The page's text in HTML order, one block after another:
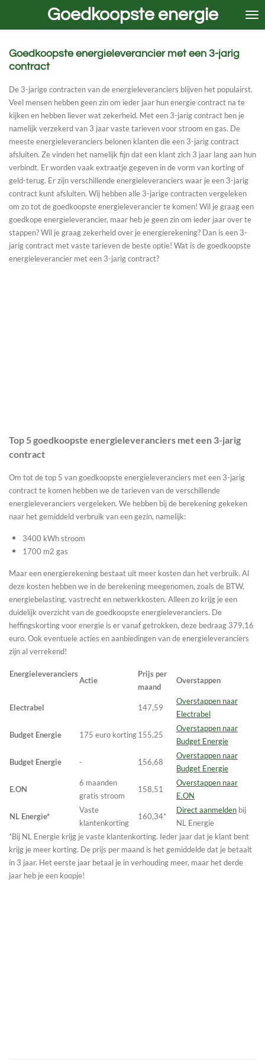
de
hoofdinhoud
Goedkoopste energie
Goedkoopste energieleverancier met een 3-jarig
contract
De 3-jarige contracten van de energieleveranciers blijven het populairst.
Veel mensen hebben geen zin om ieder jaar hun energie contract na te
kijken en hebben liever wat zekerheid. Met een 3-jarig contract ben je
namelijk verzekerd van 3 jaar vaste tarieven voor stroom en gas. De
meeste energieleveranciers belonen klanten die een 3-jarig contract
afsluiten. Ze vinden het namelijk fijn dat een klant zich 3 jaar lang aan hun
verbindt. Er worden vaak extraatje gegeven in de vorm van korting of
geld-terug. Er zijn verschillende energieleveranciers waar je een 3-jarig
contract kunt afsluiten. Wij hebben alle 3-jarige contracten vergeleken
om zo tot de goedkoopste energieleverancier te komen! Wil je graag een
goedkope energieleverancier, maar heb je geen zin om ieder jaar over te
stappen? Wil je graag zekerheid over je energierekening? Dan is een 3-
jarig contract met vaste tarieven de beste optie! Wat is de goedkoopste
energieleverancier met een 3-jarig contract?
Top 5 goedkoopste energieleveranciers met een 3-jarig
contract
Om tot de top 5 van goedkoopste energieleveranciers met een 3-jarig
contract te komen hebben we de tarieven van de verschillende
energieleveranciers vergeleken. We hebben bij de berekening gekeken
naar het gemiddeld verbruik van een gezin, namelijk:
3400 kWh stroom
1700 m2 gas
Maar een energierekening bestaat uit meer kosten dan het verbruik. Al
deze kosten hebben we in de berekening meegenomen, zoals de BTW,
energiebelasting, vastrecht en netwerkkosten. Alleen zo krijg je een
duidelijk overzicht van de goedkoopste energieleveranciers. De
heffingskorting voor energie is er vanaf getrokken, deze bedraag 379,16
euro. Ook eventuele acties en aanbiedingen van de energieleveranciers
zijn al verrekend!
Energieleveranciers
Actie
Prijs per
maand
Overstappen
Electrabel 147,59
Overstappen naar
Electrabel
Budget Energie 175 euro korting155,25
Overstappen naar
Budget Energie
Budget Energie - 156,68
Overstappen naar
Budget Energie
E.ON
6 maanden
gratis stroom
158,51
Overstappen naar
E.ON
NL Energie*
Vaste
klantenkorting
160,34*
Direct aanmelden bij
NL Energie
*Bij NL Energie krijg je vaste klantenkorting. Ieder jaar dat je klant bent
krijg je meer korting. De prijs per maand is het gemiddelde dat je betaalt
in 3 jaar. Het eerste jaar betaal je in verhouding meer, maar het derde
jaar heb je een koopje!